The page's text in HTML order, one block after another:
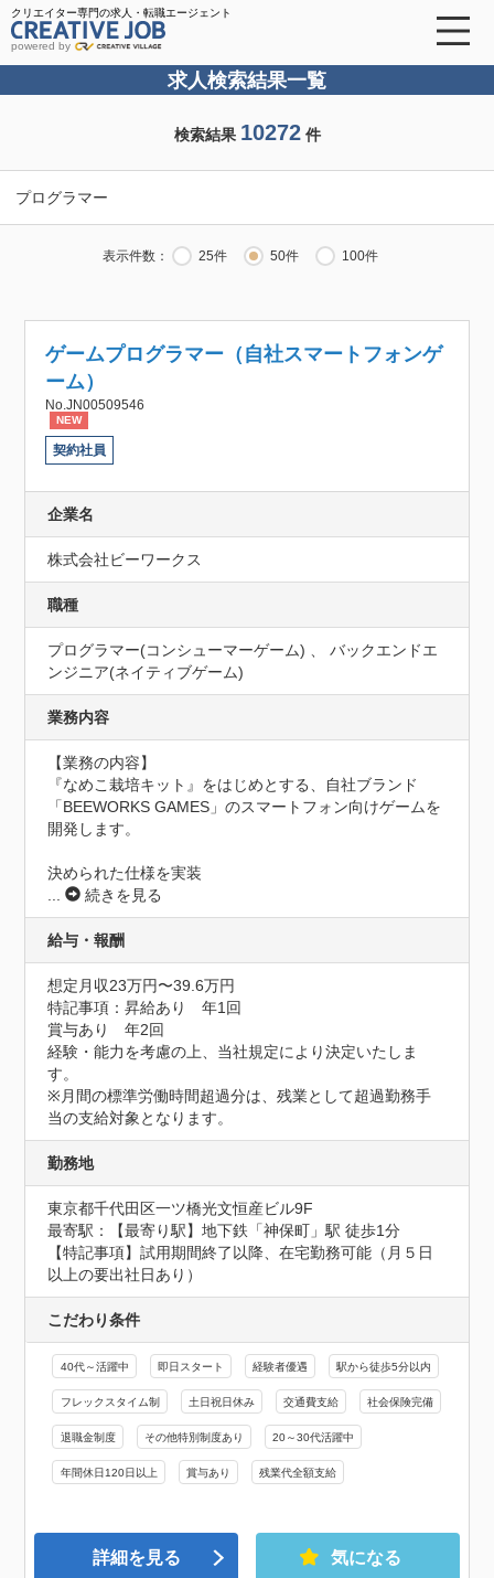
クリエイター専門の求人・転職エージェント
powered by
求人検索結果一覧
検索結果 10272件
プログラマー
表示件数： 25件 50件 100件
ゲームプログラマー（自社スマートフォンゲ
ーム）
No.JN00509546
NEW
契約社員
企業名
株式会社ビーワークス
職種
プログラマー(コンシューマーゲーム) 、 バックエンドエ
ンジニア(ネイティブゲーム)
業務内容
【業務の内容】
『なめこ栽培キット』をはじめとする、自社ブランド
「BEEWORKS GAMES」のスマートフォン向けゲームを
開発します。
決められた仕様を実装
...
続きを見る
給与・報酬
想定月収23万円〜39.6万円
特記事項：昇給あり　年1回
賞与あり　年2回
経験・能力を考慮の上、当社規定により決定いたしま
す。
※月間の標準労働時間超過分は、残業として超過勤務手
当の支給対象となります。
勤務地
東京都千代田区一ツ橋光文恒産ビル9F
最寄駅：【最寄り駅】地下鉄「神保町」駅 徒歩1分
【特記事項】試用期間終了以降、在宅勤務可能（月５日
以上の要出社日あり）
こだわり条件
40代～活躍中 即日スタート 経験者優遇 駅から徒歩5分以内
フレックスタイム制 土日祝日休み 交通費支給 社会保険完備
退職金制度 その他特別制度あり 20～30代活躍中
年間休日120日以上 賞与あり 残業代全額支給
詳細を見る 気になる